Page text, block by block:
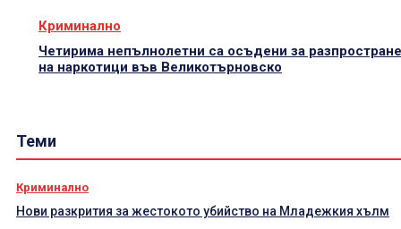
Криминално
Четирима непълнолетни са осъдени за
на наркотици във Великотърновско
Теми
Криминално
Нови разкрития за жестокото убийство на Младежкия хълм